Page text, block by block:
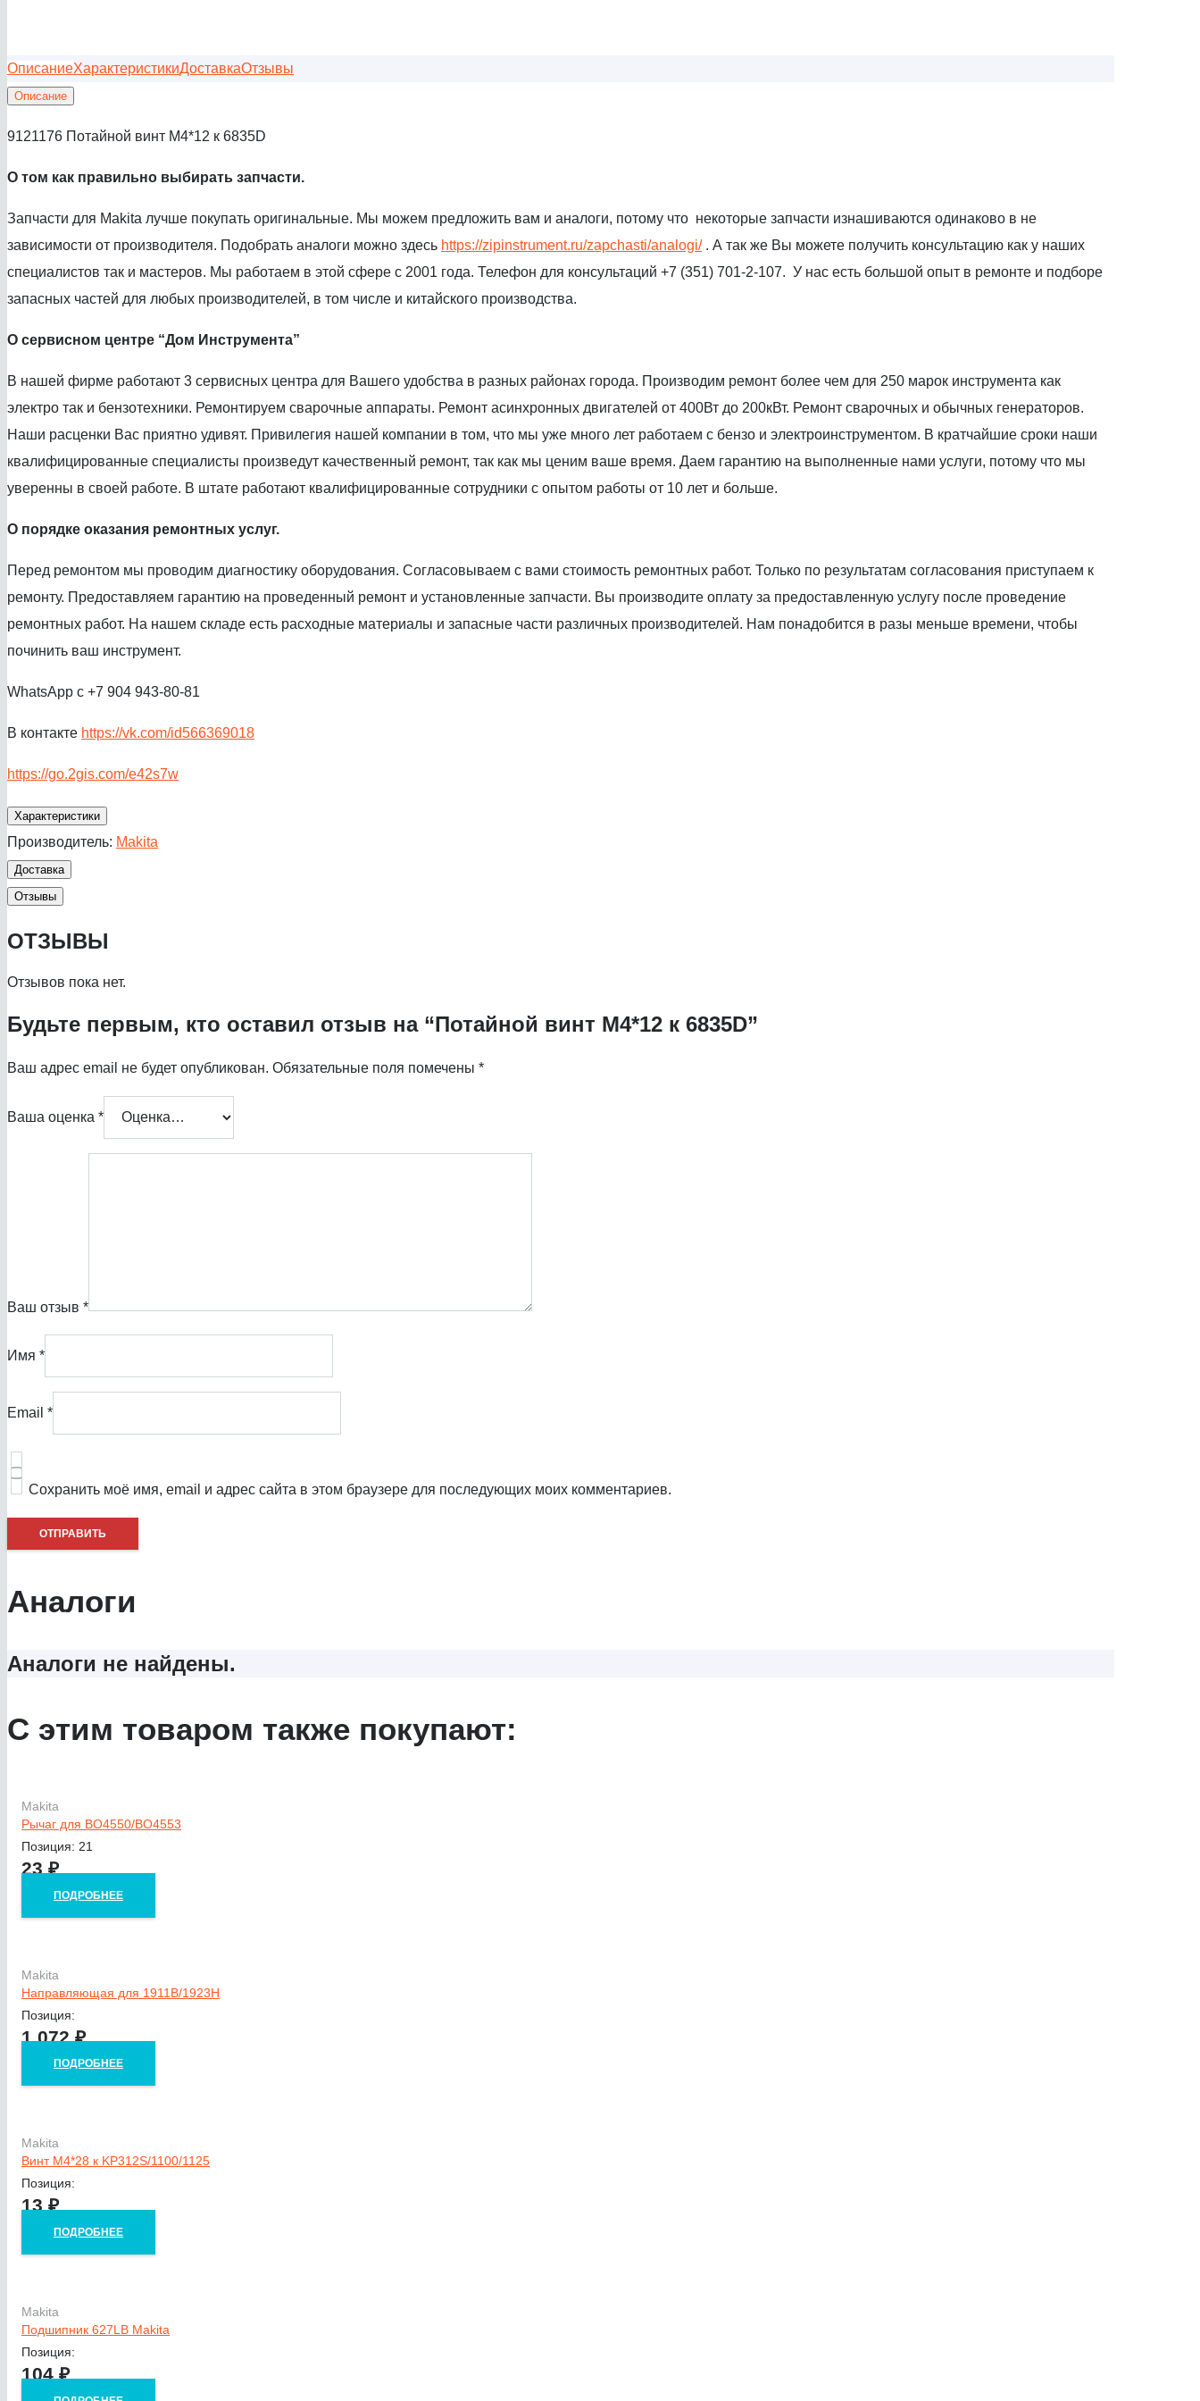
ОписаниеХарактеристикиДоставкаОтзывы
Описание
9121176 Потайной винт M4*12 к 6835D
О том как правильно выбирать запчасти.
Запчасти для Makita лучше покупать оригинальные. Мы можем предложить вам и аналоги, потому что некоторые запчасти изнашиваются одинаково в не
зависимости от производителя. Подобрать аналоги можно здесь https://zipinstrument.ru/zapchasti/analogi/. А так же Вы можете получить консультацию как у наших
специалистов так и мастеров. Мы работаем в этой сфере с 2001 года. Телефон для консультаций +7 (351) 701-2-107. У нас есть большой опыт в ремонте и подборе
запасных частей для любых производителей, в том числе и китайского производства.
О сервисном центре “Дом Инструмента”
В нашей фирме работают 3 сервисных центра для Вашего удобства в разных районах города. Производим ремонт более чем для 250 марок инструмента как
электро так и бензотехники. Ремонтируем сварочные аппараты. Ремонт асинхронных двигателей от 400Вт до 200кВт. Ремонт сварочных и обычных генераторов.
Наши расценки Вас приятно удивят. Привилегия нашей компании в том, что мы уже много лет работаем с бензо и электроинструментом. В кратчайшие сроки наши
квалифицированные специалисты произведут качественный ремонт, так как мы ценим ваше время. Даем гарантию на выполненные нами услуги, потому что мы
уверенны в своей работе. В штате работают квалифицированные сотрудники с опытом работы от 10 лет и больше.
О порядке оказания ремонтных услуг.
Перед ремонтом мы проводим диагностику оборудования. Согласовываем с вами стоимость ремонтных работ. Только по результатам согласования приступаем к
ремонту. Предоставляем гарантию на проведенный ремонт и установленные запчасти. Вы производите оплату за предоставленную услугу после проведение
ремонтных работ. На нашем складе есть расходные материалы и запасные части различных производителей. Нам понадобится в разы меньше времени, чтобы
починить ваш инструмент.
WhatsApp с +7 904 943-80-81
В контакте https://vk.com/id566369018
https://go.2gis.com/e42s7w
Характеристики
Производитель: Makita
Доставка
Отзывы
ОТЗЫВЫ
Отзывов пока нет.
Будьте первым, кто оставил отзыв на “Потайной винт M4*12 к 6835D”
Ваш адрес email не будет опубликован. Обязательные поля помечены *
Ваша оценка *
Ваш отзыв *
Имя *
Email *
Сохранить моё имя, email и адрес сайта в этом браузере для последующих моих комментариев.
Аналоги
Аналоги не найдены.
С этим товаром также покупают:
Makita
Рычаг для BO4550/BO4553
Позиция: 21
23₽
ПОДРОБНЕЕ
Makita
Направляющая для 1911B/1923H
Позиция:
1 072₽
ПОДРОБНЕЕ
Makita
Винт M4*28 к KP312S/1100/1125
Позиция:
13₽
ПОДРОБНЕЕ
Makita
Подшипник 627LB Makita
Позиция:
104₽